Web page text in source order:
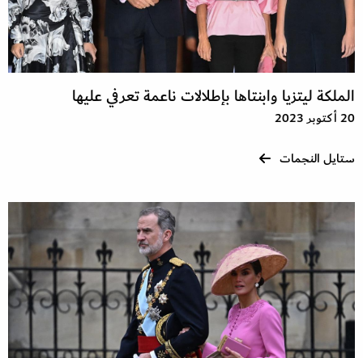
الملكة ليتزيا وابنتاها بإطلالات ناعمة تعرفي عليها
20 أكتوبر 2023
ستايل النجمات